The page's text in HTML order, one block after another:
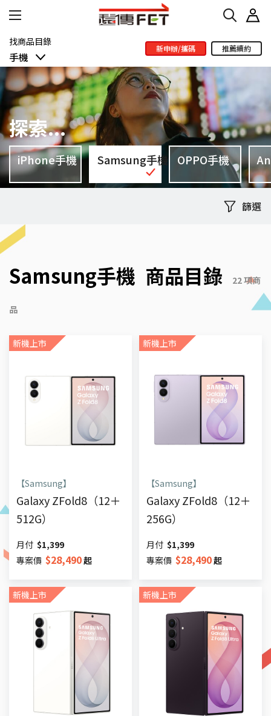
找商品目錄
手機
手機
平板筆電
家電穿戴
新申辦/攜碼 推薦續約
探索...
iPhone手機 Samsung手機 OPPO手機
篩選
Samsung手機 商品目錄 22項商
品
新機上市
【Samsung】
Galaxy ZFold8（12＋
512G）
月付 $1,399
專案價 $28,490起
新機上市
【Samsung】
Galaxy ZFold8（12＋
256G）
月付 $1,399
專案價 $28,490起
新機上市 新機上市